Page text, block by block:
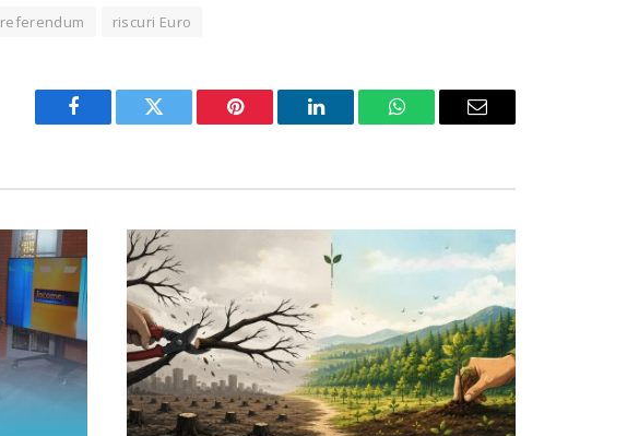
referendum riscuri Euro
Facebook Twitter Pinterest LinkedIn WhatsAppEmail